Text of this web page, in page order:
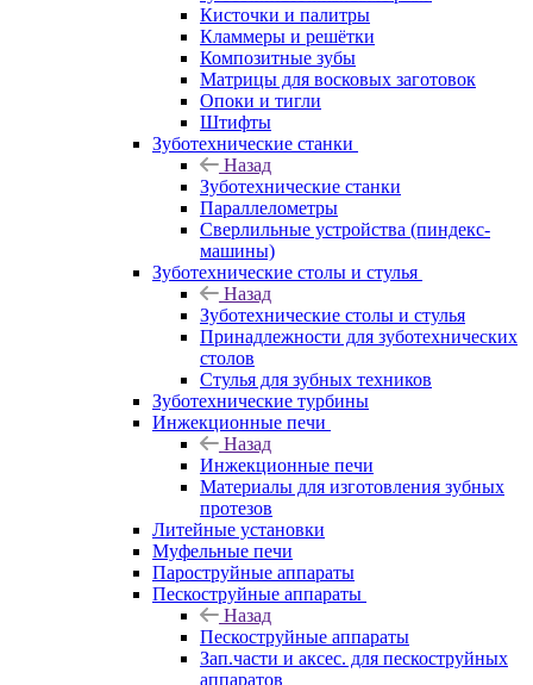
Кисточки и палитры
Кламмеры и решётки
Композитные зубы
Матрицы для восковых заготовок
Опоки и тигли
Штифты
Зуботехнические станки
Назад
Зуботехнические станки
Параллелометры
Сверлильные устройства (пиндекс-
машины)
Зуботехнические столы и стулья
Назад
Зуботехнические столы и стулья
Принадлежности для зуботехнических
столов
Стулья для зубных техников
Зуботехнические турбины
Инжекционные печи
Назад
Инжекционные печи
Материалы для изготовления зубных
протезов
Литейные установки
Муфельные печи
Пароструйные аппараты
Пескоструйные аппараты
Назад
Пескоструйные аппараты
Зап.части и аксес. для пескоструйных
аппаратов